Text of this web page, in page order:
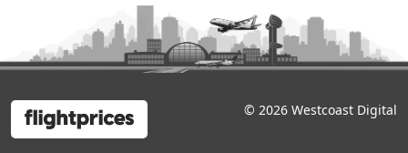
© 2026 Westcoast Digital